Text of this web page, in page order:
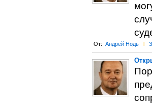
От: Андрей Нодь l